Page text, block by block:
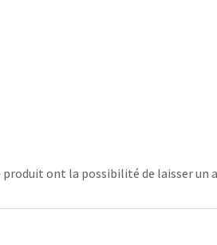
ont la possibilité de laisser un